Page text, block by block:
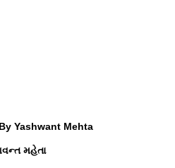
Yashwant Mehta
મહેતા